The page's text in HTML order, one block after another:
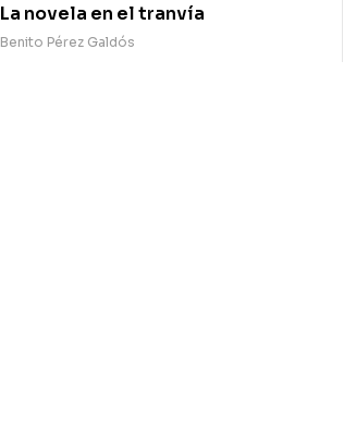
La novela en el tranvía
Benito Pérez Galdós